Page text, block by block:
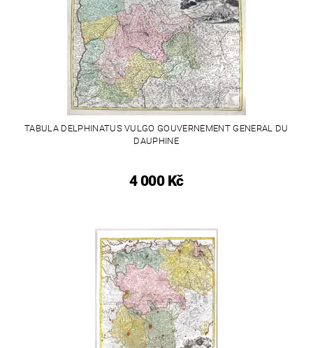
TABULA DELPHINATUS VULGO GOUVERNEMENT GENERAL DU
DAUPHINE
4 000 Kč